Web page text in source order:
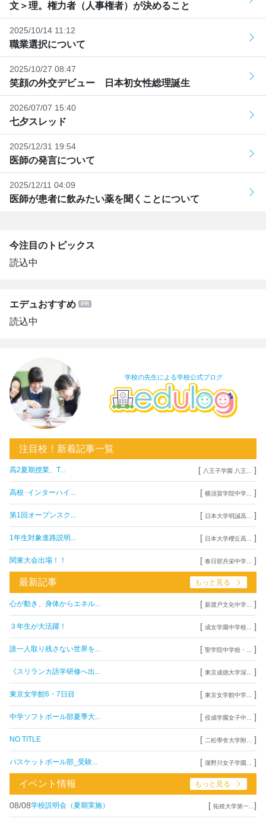
文＞理。権力者（人事権者）が決めること
2025/10/14 11:12
職業選択について
2025/10/27 08:47
笑顔の外交デビュー 日本初女性総理誕生
2026/07/07 15:40
七夕スレッド
2025/12/31 19:54
医師の発言について
2025/12/11 04:09
医師が患者に飲みたい薬を聞くことについて
今注目のトピックス
読込中
エデュおすすめ
読込中
学校の先生による学校公式ブログ
注目校！新着記事一覧
高2夏期授業、T... [ 八王子学園 八王... ]
高校･インターハイ... [ 横須賀学院中学... ]
第1回オープンスク... [ 日本大学明誠高... ]
1年生対象進路説明... [ 日本大学櫻丘高... ]
関東大会出場！！ [ 春日部共栄中学... ]
最新記事 もっと見る
心が動き、身体からエネル... [ 新渡戸文化中学... ]
３年生が大活躍！ [ 成女学園中学校... ]
誰一人取り残さない世界を... [ 聖学院中学校・... ]
《スリランカ語学研修へ出... [ 東京成徳大学深... ]
東京女学館6・7日目 [ 東京女学館中学... ]
中学ソフトボール部夏季大... [ 佼成学園女子中... ]
NO TITLE [ 二松學舍大学附... ]
バスケットボール部_受験... [ 瀧野川女子学園... ]
イベント情報 もっと見る
08/08学校説明会（夏期実施） [ 拓殖大学第一... ]